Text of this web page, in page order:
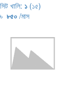
সিট খালি: ১ (১৫)
৳ ৮৫০ /মাস